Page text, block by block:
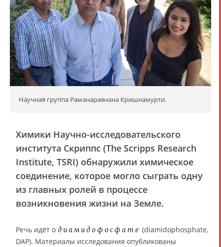
Научная группа Раманараянана Кришнамурти.
Химики Научно-исследовательского
института Скриппс (The Scripps Research
Institute, TSRI) обнаружили химическое
соединение, которое могло сыграть одну
из главных ролей в процессе
возникновения жизни на Земле.
Речь идёт о диамидофосфате (diamidophosphate,
DAP). Материалы исследования опубликованы